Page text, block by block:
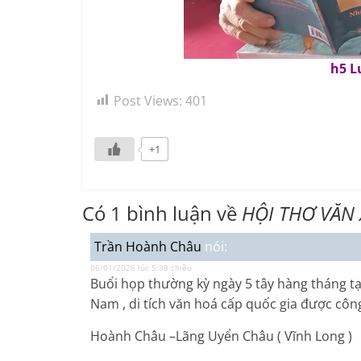
h5
Post Views: 401
+1
Có 1 bình luận về HỘI THƠ
Trần Hoành Châu nói:
06/01/2026 lúc 5:38 chiều
Buổi họp thường kỳ ngày 5 tây hàng tháng
Nam , di tích văn hoá cấp quốc gia được
Hoành Châu –Lãng Uyển Châu ( Vĩnh Long )